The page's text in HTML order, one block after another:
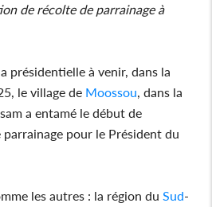
de récolte de parrainage à
présidentielle à venir, dans la
le village de Moossou , dans la
a entamé le début de
pour le Président du
les autres : la région du Sud-